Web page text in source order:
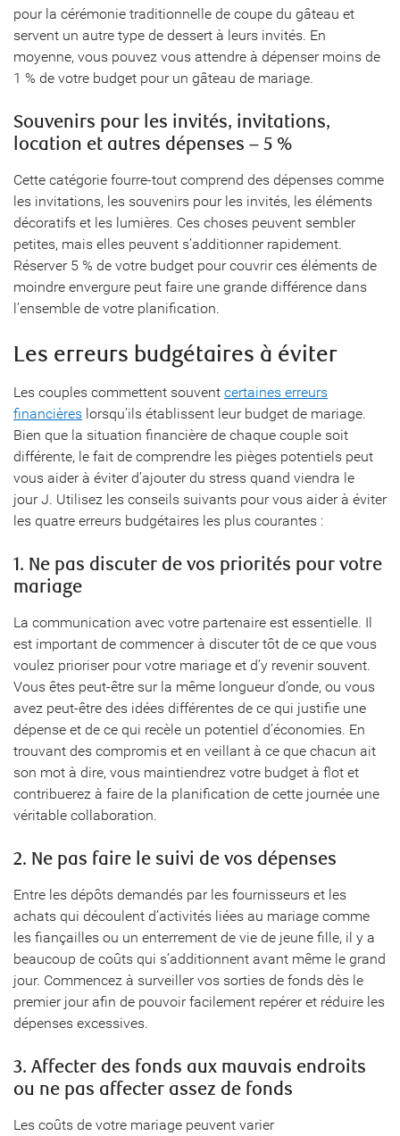
pour la cérémonie traditionnelle de coupe du gâteau et
servent un autre type de dessert à leurs invités. En
moyenne, vous pouvez vous attendre à dépenser moins de
1 % de votre budget pour un gâteau de mariage.
Souvenirs pour les invités, invitations,
location et autres dépenses – 5 %
Cette catégorie fourre-tout comprend des dépenses comme
les invitations, les souvenirs pour les invités, les éléments
décoratifs et les lumières. Ces choses peuvent sembler
petites, mais elles peuvent s’additionner rapidement.
Réserver 5 % de votre budget pour couvrir ces éléments de
moindre envergure peut faire une grande différence dans
l’ensemble de votre planification.
Les erreurs budgétaires à éviter
Les couples commettent souvent certaines erreurs
financières lorsqu’ils établissent leur budget de mariage.
Bien que la situation financière de chaque couple soit
différente, le fait de comprendre les pièges potentiels peut
vous aider à éviter d’ajouter du stress quand viendra le
jour J. Utilisez les conseils suivants pour vous aider à éviter
les quatre erreurs budgétaires les plus courantes :
1. Ne pas discuter de vos priorités pour votre
mariage
La communication avec votre partenaire est essentielle. Il
est important de commencer à discuter tôt de ce que vous
voulez prioriser pour votre mariage et d’y revenir souvent.
Vous êtes peut-être sur la même longueur d’onde, ou vous
avez peut-être des idées différentes de ce qui justifie une
dépense et de ce qui recèle un potentiel d’économies. En
trouvant des compromis et en veillant à ce que chacun ait
son mot à dire, vous maintiendrez votre budget à flot et
contribuerez à faire de la planification de cette journée une
véritable collaboration.
2. Ne pas faire le suivi de vos dépenses
Entre les dépôts demandés par les fournisseurs et les
achats qui découlent d’activités liées au mariage comme
les fiançailles ou un enterrement de vie de jeune fille, il y a
beaucoup de coûts qui s’additionnent avant même le grand
jour. Commencez à surveiller vos sorties de fonds dès le
premier jour afin de pouvoir facilement repérer et réduire les
dépenses excessives.
3. Affecter des fonds aux mauvais endroits
ou ne pas affecter assez de fonds
Les coûts de votre mariage peuvent varier